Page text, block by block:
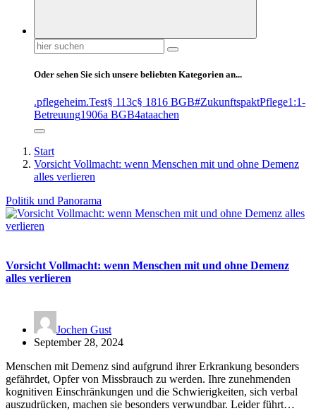
Suchen
nach:
Oder sehen Sie sich unsere beliebten Kategorien an...
.pflegeheim.Test§ 113c§ 1816 BGB#ZukunftspaktPflege1:1-
Betreuung1906a BGB4ataachen
Start
Vorsicht Vollmacht: wenn Menschen mit und ohne Demenz
alles verlieren
Politik und Panorama
Vorsicht Vollmacht: wenn Menschen mit und ohne Demenz
alles verlieren
Jochen Gust
September 28, 2024
Menschen mit Demenz sind aufgrund ihrer Erkrankung besonders
gefährdet, Opfer von Missbrauch zu werden. Ihre zunehmenden
kognitiven Einschränkungen und die Schwierigkeiten, sich verbal
auszudrücken, machen sie besonders verwundbar. Leider führt…